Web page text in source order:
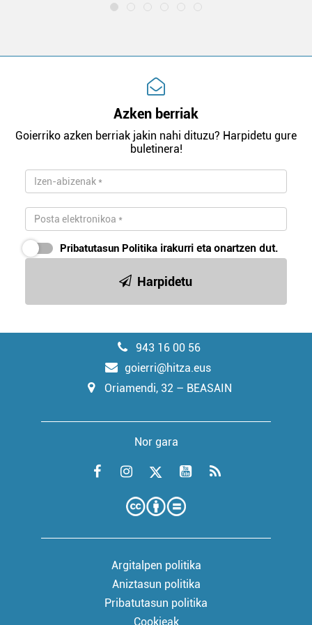
Azken berriak
Goierriko azken berriak jakin nahi dituzu? Harpidetu gure
buletinera!
Pribatutasun Politika irakurri eta onartzen dut.
Harpidetu
943 16 00 56
goierri@hitza.eus
Oriamendi, 32 – BEASAIN
Nor gara
Argitalpen politika
Aniztasun politika
Pribatutasun politika
Cookieak